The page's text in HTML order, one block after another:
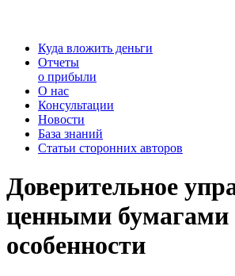
Куда вложить деньги
Отчеты
о прибыли
О нас
Консультации
Новости
База знаний
Статьи сторонних авторов
Доверительное
ценными бумагами
особенности